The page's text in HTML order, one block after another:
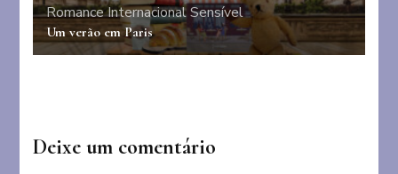
Romance Internacional Sensível
Um verão em Paris
Deixe um comentário